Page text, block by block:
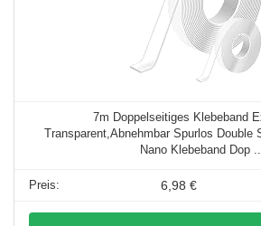
7m Doppelseitiges Klebeband
Transparent,Abnehmbar Spurlos Double
Nano Klebeband Dop
6,98 €